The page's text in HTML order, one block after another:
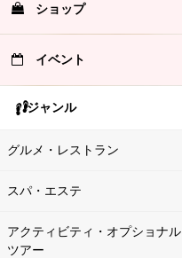
ショップ
イベント
ジャンル
グルメ・レストラン
スパ・エステ
アクティビティ・オプショナル
ツアー